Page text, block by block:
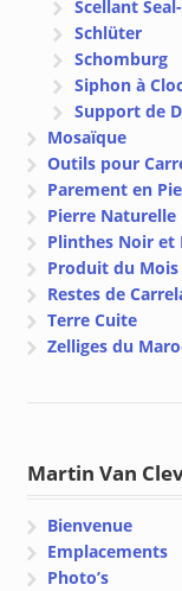
Scellant
Schlüter
Schomburg
Siphon à
Support de
Mosaïque
Outils pour
Parement en
Pierre Naturelle
Plinthes Noir et
Produit du Mois
Restes de
Terre Cuite
Zelliges du
Martin Van
Bienvenue
Emplacements
Photo’s